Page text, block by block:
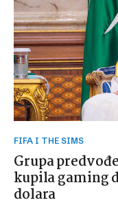
FIFA I THE SIMS
Grupa
kupila gaming
dolara